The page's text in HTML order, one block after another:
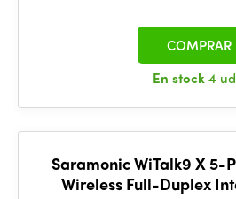
En stock4
COMPRAR
Saramonic WiTalk9 X 5-
Wireless Full-Duplex